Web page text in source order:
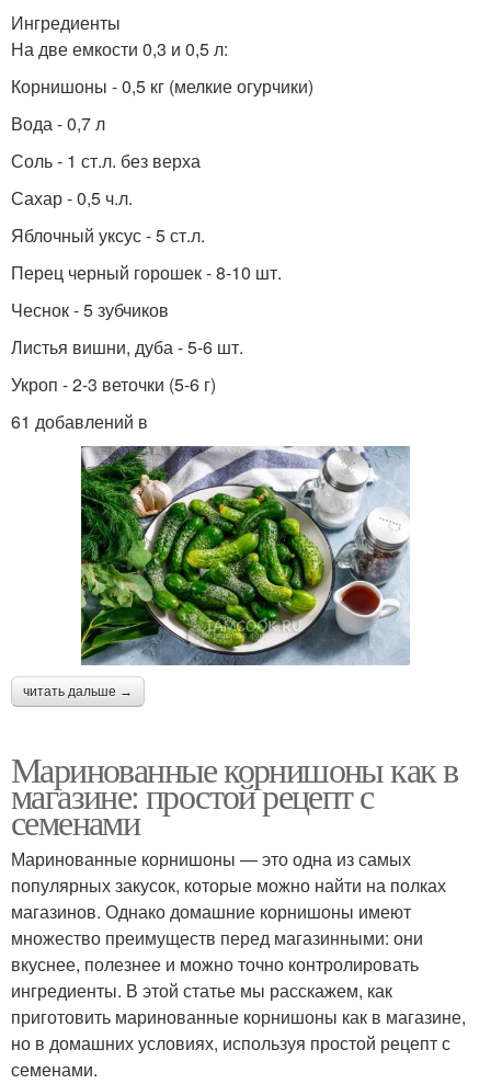
Ингредиенты
На две емкости 0,3 и 0,5 л:
Корнишоны - 0,5 кг (мелкие огурчики)
Вода - 0,7 л
Соль - 1 ст.л. без верха
Сахар - 0,5 ч.л.
Яблочный уксус - 5 ст.л.
Перец черный горошек - 8-10 шт.
Чеснок - 5 зубчиков
Листья вишни, дуба - 5-6 шт.
Укроп - 2-3 веточки (5-6 г)
61 добавлений в
читать дальше →
Маринованные корнишоны как в
магазине: простой рецепт с
семенами
Маринованные корнишоны — это одна из самых
популярных закусок, которые можно найти на полках
магазинов. Однако домашние корнишоны имеют
множество преимуществ перед магазинными: они
вкуснее, полезнее и можно точно контролировать
ингредиенты. В этой статье мы расскажем, как
приготовить маринованные корнишоны как в магазине,
но в домашних условиях, используя простой рецепт с
семенами.